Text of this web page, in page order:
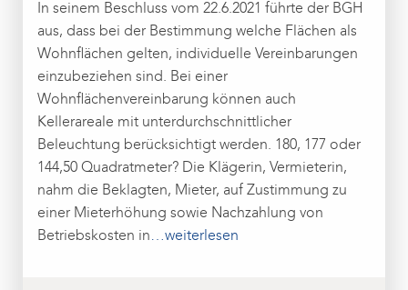
In seinem Beschluss vom 22.6.2021 führte der BGH
aus, dass bei der Bestimmung welche Flächen als
Wohnflächen gelten, individuelle Vereinbarungen
einzubeziehen sind. Bei einer
Wohnflächenvereinbarung können auch
Kellerareale mit unterdurchschnittlicher
Beleuchtung berücksichtigt werden. 180, 177 oder
144,50 Quadratmeter? Die Klägerin, Vermieterin,
nahm die Beklagten, Mieter, auf Zustimmung zu
einer Mieterhöhung sowie Nachzahlung von
Betriebskosten in…weiterlesen